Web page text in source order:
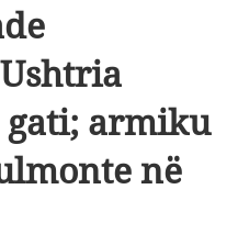
armiku
në